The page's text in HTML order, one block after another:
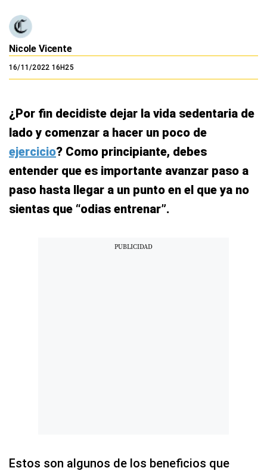
Nicole Vicente
16/11/2022 16H25
¿Por fin decidiste dejar la vida sedentaria de
lado y comenzar a hacer un poco de
ejercicio? Como principiante, debes
entender que es importante avanzar paso a
paso hasta llegar a un punto en el que ya no
sientas que “odias entrenar”.
Estos son algunos de los beneficios que